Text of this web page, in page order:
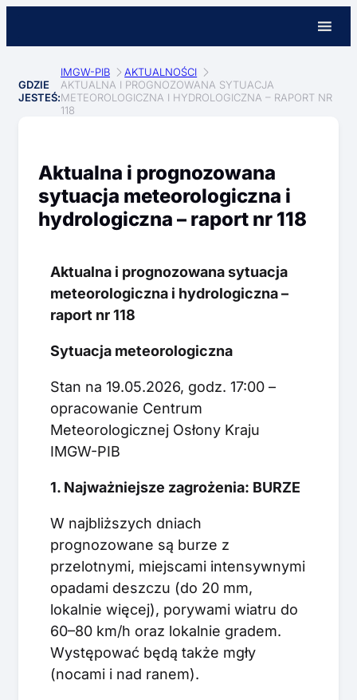
GDZIE
JESTEŚ:
IMGW-PIB
AKTUALNOŚCI
AKTUALNA I PROGNOZOWANA SYTUACJA
METEOROLOGICZNA I HYDROLOGICZNA – RAPORT NR
118
Aktualna i prognozowana
sytuacja meteorologiczna i
hydrologiczna – raport nr 118
Aktualna i prognozowana sytuacja
meteorologiczna i hydrologiczna –
raport nr 118
Sytuacja meteorologiczna
Stan na 19.05.2026, godz. 17:00 –
opracowanie Centrum
Meteorologicznej Osłony Kraju
IMGW-PIB
1. Najważniejsze zagrożenia: BURZE
W najbliższych dniach
prognozowane są burze z
przelotnymi, miejscami intensywnymi
opadami deszczu (do 20 mm,
lokalnie więcej), porywami wiatru do
60–80 km/h oraz lokalnie gradem.
Występować będą także mgły
(nocami i nad ranem).